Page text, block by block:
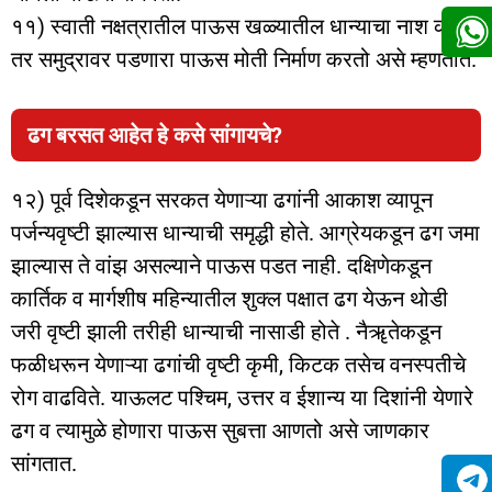
११) स्वाती नक्षत्रातील पाऊस खळ्यातील धान्याचा नाश करतो
तर समुद्रावर पडणारा पाऊस मोती निर्माण करतो असे म्हणतात.
ढग बरसत आहेत हे कसे सांगायचे?
१२) पूर्व दिशेकडून सरकत येणाऱ्या ढगांनी आकाश व्यापून
पर्जन्यवृष्टी झाल्यास धान्याची समृद्धी होते. आग्रेयकडून ढग जमा
झाल्यास ते वांझ असल्याने पाऊस पडत नाही. दक्षिणेकडून
कार्तिक व मार्गशीष महिन्यातील शुक्ल पक्षात ढग येऊन थोडी
जरी वृष्टी झाली तरीही धान्याची नासाडी होते . नैॠतेकडून
फळीधरून येणाऱ्या ढगांची वृष्टी कृमी, किटक तसेच वनस्पतीचे
रोग वाढविते. याऊलट पश्चिम, उत्तर व ईशान्य या दिशांनी येणारे
ढग व त्यामुळे होणारा पाऊस सुबत्ता आणतो असे जाणकार
सांगतात.